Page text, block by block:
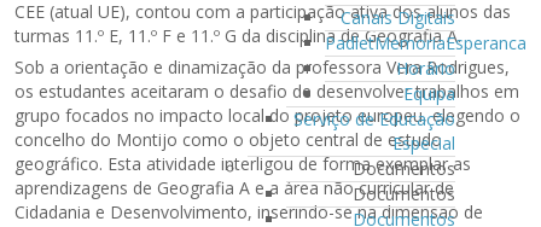
Canais Digitais
PadletMemoriaEsperanca
Horário
Equipa
Serviço de Educação
Especial
Documentos
Documentos
Documentos
CEE (atual UE), contou com a participação ativa dos alunos das
turmas 11.º E, 11.º F e 11.º G da disciplina de Geografia A.
Sob a orientação e dinamização da professora Vera Rodrigues,
os estudantes aceitaram o desafio de desenvolver trabalhos em
grupo focados no impacto local do projeto europeu, elegendo o
concelho do Montijo como o objeto central de estudo
geográfico. Esta atividade interligou de forma exemplar as
aprendizagens de Geografia A e a área não curricular de
Cidadania e Desenvolvimento, inserindo-se na dimensão de